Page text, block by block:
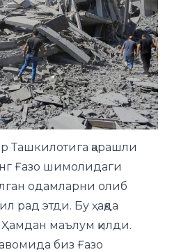
Ташкилотига қарашли
Ғазо шимолидаги
одамларни олиб
рад этди. Бу ҳақда
маълум қилди.
биз Ғазо